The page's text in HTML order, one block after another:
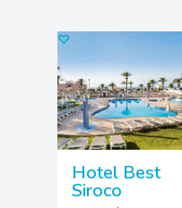
♡
Hotel Best
Siroco